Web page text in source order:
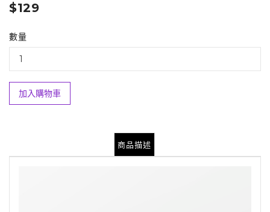
$129
數量
加入購物車
商品描述